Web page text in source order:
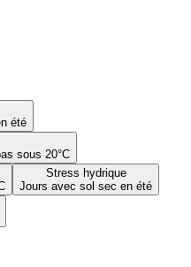
été
sous 20°C
Stress hydrique
Jours avec sol sec en été